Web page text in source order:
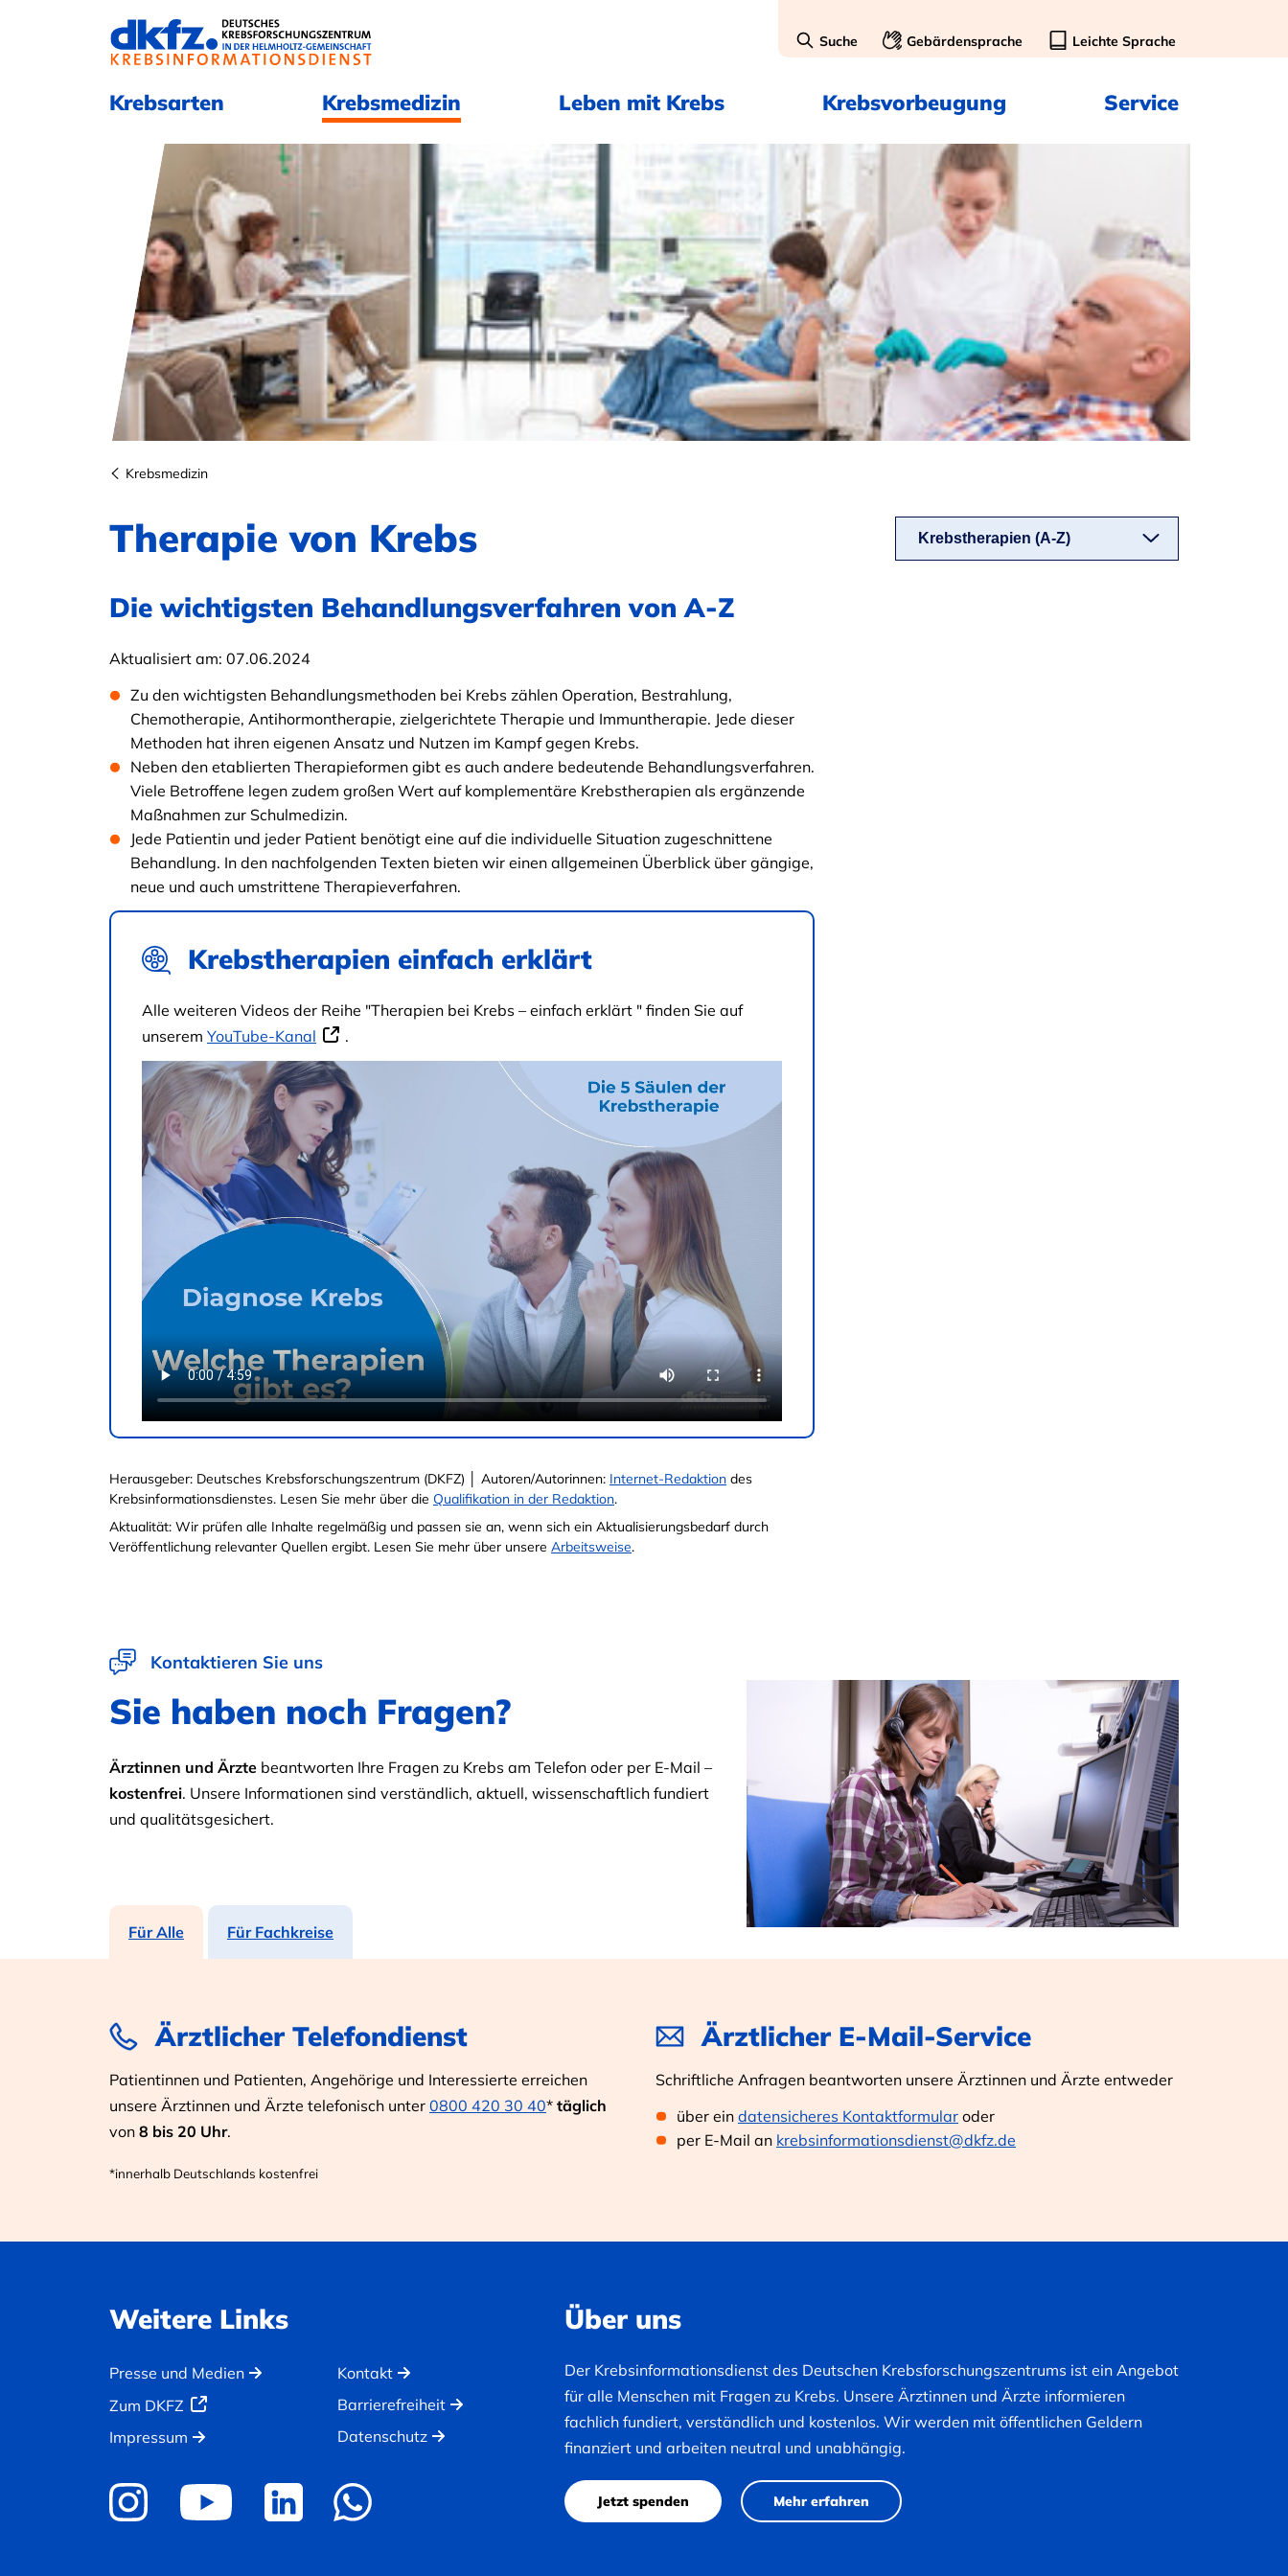
Suche Gebärdensprache Leichte Sprache
Krebsarten Krebsmedizin Leben mit Krebs Krebsvorbeugung Service
Krebsmedizin
Therapie von Krebs
Die wichtigsten Behandlungsverfahren von A-Z
Aktualisiert am: 07.06.2024
Zu den wichtigsten Behandlungsmethoden bei Krebs zählen Operation, Bestrahlung,
Chemotherapie, Antihormontherapie, zielgerichtete Therapie und Immuntherapie. Jede dieser
Methoden hat ihren eigenen Ansatz und Nutzen im Kampf gegen Krebs.
Neben den etablierten Therapieformen gibt es auch andere bedeutende Behandlungsverfahren.
Viele Betroffene legen zudem großen Wert auf komplementäre Krebstherapien als ergänzende
Maßnahmen zur Schulmedizin.
Jede Patientin und jeder Patient benötigt eine auf die individuelle Situation zugeschnittene
Behandlung. In den nachfolgenden Texten bieten wir einen allgemeinen Überblick über gängige,
neue und auch umstrittene Therapieverfahren.
Krebstherapien einfach erklärt
Alle weiteren Videos der Reihe "Therapien bei Krebs – einfach erklärt " finden Sie auf
unserem YouTube-Kanal .
Krebstherapien (A-Z)
Herausgeber: Deutsches Krebsforschungszentrum (DKFZ) │ Autoren/Autorinnen: Internet-Redaktion des
Krebsinformationsdienstes. Lesen Sie mehr über die Qualifikation in der Redaktion.
Aktualität: Wir prüfen alle Inhalte regelmäßig und passen sie an, wenn sich ein Aktualisierungsbedarf durch
Veröffentlichung relevanter Quellen ergibt. Lesen Sie mehr über unsere Arbeitsweise.
Kontaktieren Sie uns
Sie haben noch Fragen?
Ärztinnen und Ärzte beantworten Ihre Fragen zu Krebs am Telefon oder per E-Mail –
kostenfrei. Unsere Informationen sind verständlich, aktuell, wissenschaftlich fundiert
und qualitätsgesichert.
Für Alle Für Fachkreise
Ärztlicher Telefondienst
Patientinnen und Patienten, Angehörige und Interessierte erreichen
unsere Ärztinnen und Ärzte telefonisch unter 0800 420 30 40* täglich
von 8 bis 20 Uhr.
*innerhalb Deutschlands kostenfrei
Ärztlicher E-Mail-Service
Schriftliche Anfragen beantworten unsere Ärztinnen und Ärzte entweder
über ein datensicheres Kontaktformular oder
per E-Mail an krebsinformationsdienst@dkfz.de
Weitere Links
Presse und Medien
Zum DKFZ
Impressum
Kontakt
Barrierefreiheit
Datenschutz
Über uns
Der Krebsinformationsdienst des Deutschen Krebsforschungszentrums ist ein Angebot
für alle Menschen mit Fragen zu Krebs. Unsere Ärztinnen und Ärzte informieren
fachlich fundiert, verständlich und kostenlos. Wir werden mit öffentlichen Geldern
finanziert und arbeiten neutral und unabhängig.
Jetzt spenden Mehr erfahren